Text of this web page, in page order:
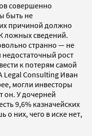
совершенно
быть не
причиной должно
ложных сведений.
странно — не
рост
к потерям самой
Legal Consulting Иван
могли инвесторы
он. У дочерней
9,6% казначейских
о них, чего в иске нет,